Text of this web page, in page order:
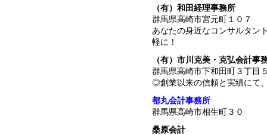
（有）和田経理事務所
群馬県高崎市宮元町１０７
あなたの身近なコンサルタ
軽に！
（有）市川克美・克弘会計事
群馬県高崎市下和田町３丁目
◎創業以来の信頼と実績にて
都丸会計事務所
群馬県高崎市相生町３０
桑原会計